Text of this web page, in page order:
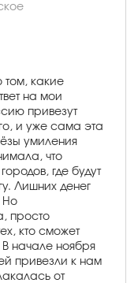
том, какие
на мои
привезут
и уже сама эта
умиления
что
где будут
Лишних денег
Но
просто
кто сможет
В начале ноября
привезли к нам
от